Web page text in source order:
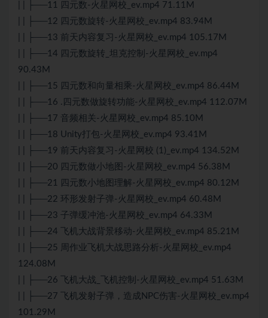
| | ├──11 四元数-火星网校_ev.mp4 71.11M
| | ├──12 四元数旋转-火星网校_ev.mp4 83.94M
| | ├──13 前天内容复习-火星网校_ev.mp4 105.17M
| | ├──14 四元数旋转_坦克控制-火星网校_ev.mp4
90.43M
| | ├──15 四元数和向量相乘-火星网校_ev.mp4 86.44M
| | ├──16 .四元数做旋转功能-火星网校_ev.mp4 112.07M
| | ├──17 音频相关-火星网校_ev.mp4 85.10M
| | ├──18 Unity打包-火星网校_ev.mp4 93.41M
| | ├──19 前天内容复习-火星网校 (1)_ev.mp4 134.52M
| | ├──20 四元数做小地图-火星网校_ev.mp4 56.38M
| | ├──21 四元数小地图理解-火星网校_ev.mp4 80.12M
| | ├──22 环形发射子弹-火星网校_ev.mp4 60.48M
| | ├──23 子弹缓冲池-火星网校_ev.mp4 64.33M
| | ├──24 飞机大战背景移动-火星网校_ev.mp4 85.21M
| | ├──25 周作业飞机大战思路分析-火星网校_ev.mp4
124.08M
| | ├──26 飞机大战_飞机控制-火星网校_ev.mp4 51.63M
| | ├──27 飞机发射子弹，造成NPC伤害-火星网校_ev.mp4
101.29M